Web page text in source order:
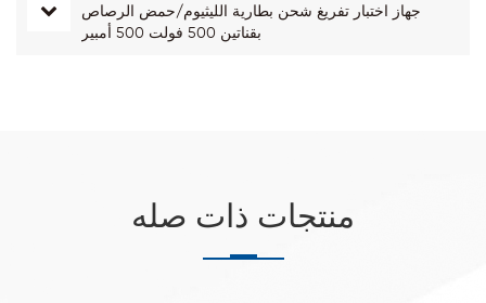
جهاز اختبار تفريغ شحن بطارية الليثيوم/حمض الرصاص
بقناتين 500 فولت 500 أمبير
منتجات ذات صله